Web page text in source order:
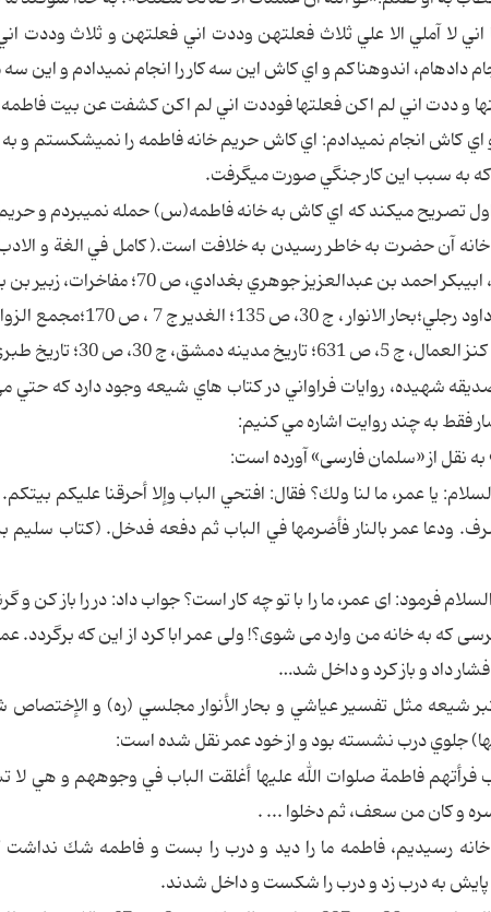
اني لا آملي الا علي ثلاث فعلتهن وددت اني فعلتهن و ثلاث
داده‏ام، اندوهناكم و اي كاش اين سه كار را انجام نمي‏دادم و اين
و ددت اني لم اكن فعلتها فوددت اني لم اكن كشفت عن بيت
اي كاش انجام نمي‏دادم: اي كاش حريم خانه فاطمه را نمي‏شكستم و
كه به سبب اين كار جنگي صورت مي‏گرفت.
اول تصريح مي‏كند كه اي كاش به خانه فاطمه(س) حمله نمي‏بردم و
ص 6؛ سقيفه و فدك، ابي‏بكر احمد بن
شهيده، روايات فراواني در كتاب‌ هاي شيعه وجود دارد كه حتي مي‌
فقط به چند روايت اشاره مي‌ كنيم:
يا عمر، ما لنا ولك؟ فقال: افتحي الباب وإلا أحرقنا عليكم
ودعا عمر بالنار فأضرمها في الباب ثم دفعه فدخل. (كتاب
فرمود: اى عمر، ما را با تو چه كار است؟ جواب داد: در را باز كن و
كه به خانه من وارد مى شوى؟! ولى عمر ابا كرد از اين كه برگردد.
داد و باز كرد و داخل شد…
شيعه مثل تفسير عياشي و بحار الأنوار مجلسي (ره) و
جلوي درب نشسته بود و از خود عمر نقل شده است:
فرأتهم فاطمة صلوات الله عليها أغلقت الباب في وجوههم و هي لا
و كان من سعف، ثم دخلوا ... .
رسيديم، فاطمه ما را ديد و درب را بست و فاطمه شك نداشت
پايش به درب زد و درب را شكست و داخل شدند.